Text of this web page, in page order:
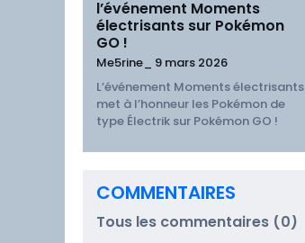
l’événement Moments
électrisants sur Pokémon
GO !
Me5rine_ 9 mars 2026
L’événement Moments électrisants
met à l’honneur les Pokémon de
type Électrik sur Pokémon GO !
COMMENTAIRES
Tous les commentaires (0)